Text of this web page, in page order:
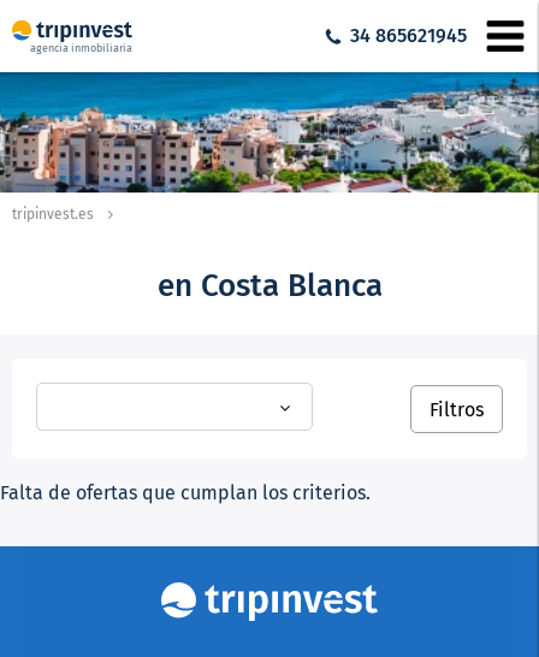
agencia inmobiliaria
34 865621945
tripinvest.es
en Costa Blanca
Filtros
Falta de ofertas que cumplan los criterios.